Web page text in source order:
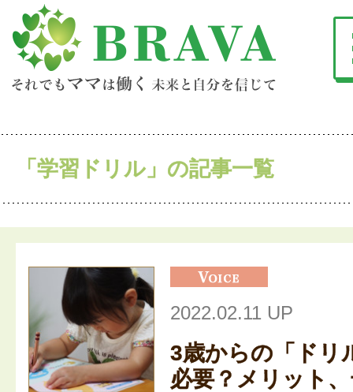
「学習ドリル」の記事一覧
2022.02.11 UP
3歳からの「ドリ
必要？メリット